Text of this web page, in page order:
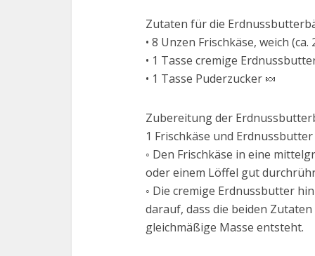
Zutaten für die
• 8 Unzen Frischkäse, weich (ca.
• 1 Tasse cremige
• 1 Tasse Puderzucker 🍬
Zubereitung der
1 Frischkäse und
◦ Den Frischkäse in eine
oder einem Löffel gut
◦ Die cremige Erdnussbutter
darauf, dass die beiden
gleichmäßige Masse entsteht.